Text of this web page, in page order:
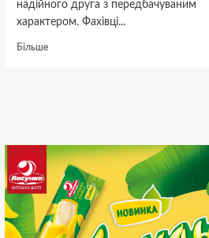
надійного друга з передбачуваним
характером. Фахівці...
БільшеДокладніше
безпроблемних
собак